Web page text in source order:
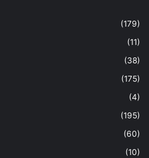
(179)
(11)
(38)
(175)
(4)
(195)
(60)
(10)